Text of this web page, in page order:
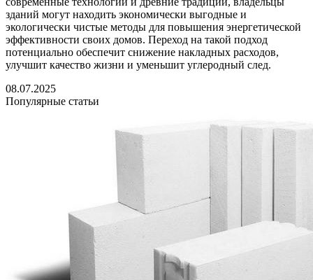
зданий могут находить экономически выгодные и
экологически чистые методы для повышения энергетической
эффективности своих домов. Переход на такой подход
потенциально обеспечит снижение накладных расходов,
улучшит качество жизни и уменьшит углеродный след.
08.07.2025
Популярные статьи